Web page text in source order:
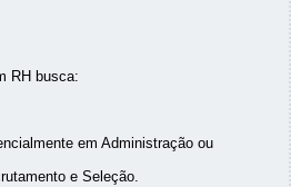
RH busca:
em Administração ou
e Seleção.